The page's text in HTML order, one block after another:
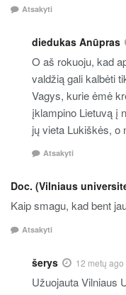
Atsakyti
diedukas Anūpras
O aš rokuoju, kad
valdžią gali kalbėti
Vagys, kurie ėmė
įklampino Lietuvą į
jų vieta Lukiškės, o
Atsakyti
Doc. (Vilniaus
Kaip smagu, kad bent
Atsakyti
šerys 12 metų ago
Užuojauta Vilniaus